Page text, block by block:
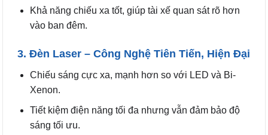
Khả năng chiếu xa tốt, giúp tài xế quan sát rõ hơn
vào ban đêm.
3. Đèn Laser – Công Nghệ Tiên Tiến, Hiện Đại
Chiếu sáng cực xa, mạnh hơn so với LED và Bi-
Xenon.
Tiết kiệm điện năng tối đa nhưng vẫn đảm bảo độ
sáng tối ưu.